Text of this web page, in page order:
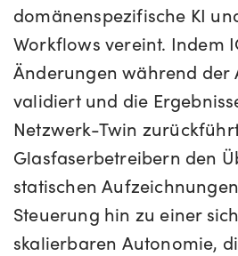
domänenspezifische KI
Workflows vereint. Indem
Änderungen während der
validiert und die
Netzwerk-Twin
Glasfaserbetreibern den
statischen
Steuerung hin zu einer
skalierbaren Autonomie,